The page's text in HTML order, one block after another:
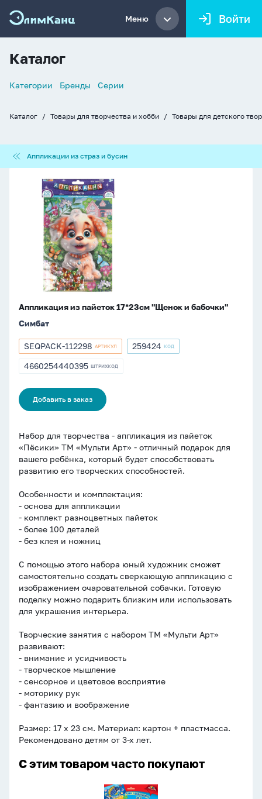
Меню Войти
Каталог
Список
Категории Бренды Серии
Каталог Товары для творчества и хобби Товары для детского
из
страз
Аппликации из страз и бусин
Аппликация
пайеток
17*23см
"Щенок
бабочки"
Аппликация из пайеток 17*23см "Щенок и бабочки"
Симбат
Артикул
SEQPACK-
SEQPACK-112298 АРТИКУЛ
Артикул
259424 КОД
ШТРИХКОД
4660254440395 ШТРИХКОД
Добавить в заказ
Набор для творчества - аппликация из пайеток
«Пёсики» ТМ «Мульти Арт» - отличный подарок для
вашего ребёнка, который будет способствовать
развитию его творческих способностей.
Особенности и комплектация:
- основа для аппликации
- комплект разноцветных пайеток
- более 100 деталей
- без клея и ножниц
С помощью этого набора юный художник сможет
самостоятельно создать сверкающую аппликацию с
изображением очаровательной собачки. Готовую
поделку можно подарить близким или использовать
для украшения интерьера.
Творческие занятия с набором ТМ «Мульти Арт»
развивают:
- внимание и усидчивость
- творческое мышление
- сенсорное и цветовое восприятие
- моторику рук
- фантазию и воображение
Размер: 17 х 23 см. Материал: картон + пластмасса.
Рекомендовано детям от 3-х лет.
С этим товаром часто покупают